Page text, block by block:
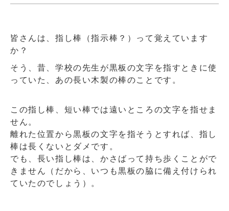
皆さんは、指し棒（指示棒？）って覚えています
か？
そう、昔、学校の先生が黒板の文字を指すときに使
っていた、あの長い木製の棒のことです。
この指し棒、短い棒では遠いところの文字を指せま
せん。
離れた位置から黒板の文字を指そうとすれば、指し
棒は長くないとダメです。
でも、長い指し棒は、かさばって持ち歩くことがで
きません（だから、いつも黒板の脇に備え付けられ
ていたのでしょう）。